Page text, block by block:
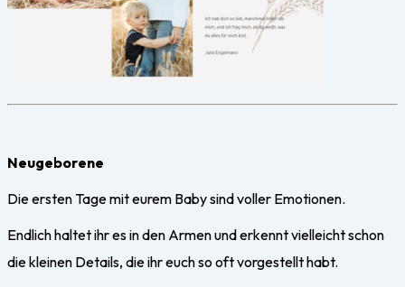
Neugeborene
Die ersten Tage mit eurem Baby sind voller Emotionen.
Endlich haltet ihr es in den Armen und erkennt vielleicht schon
die kleinen Details, die ihr euch so oft vorgestellt habt.